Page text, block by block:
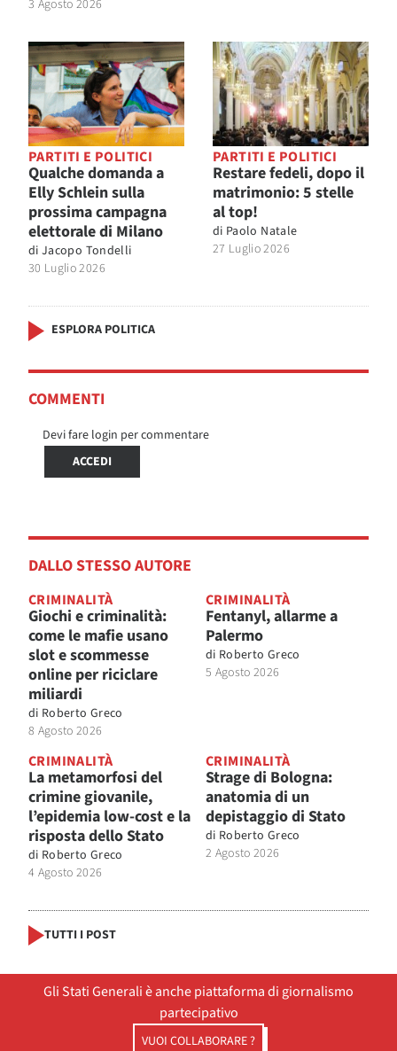
3 Agosto 2026
PARTITI E POLITICI
Qualche domanda a
Elly Schlein sulla
prossima campagna
elettorale di Milano
di Jacopo Tondelli
30 Luglio 2026
PARTITI E POLITICI
Restare fedeli, dopo il
matrimonio: 5 stelle
al top!
di Paolo Natale
27 Luglio 2026
ESPLORA POLITICA
COMMENTI
Devi fare login per commentare
ACCEDI
DALLO STESSO AUTORE
CRIMINALITÀ
Giochi e criminalità:
come le mafie usano
slot e scommesse
online per riciclare
miliardi
di Roberto Greco
8 Agosto 2026
CRIMINALITÀ
Fentanyl, allarme a
Palermo
di Roberto Greco
5 Agosto 2026
CRIMINALITÀ
La metamorfosi del
crimine giovanile,
l’epidemia low-cost e la
risposta dello Stato
di Roberto Greco
4 Agosto 2026
CRIMINALITÀ
Strage di Bologna:
anatomia di un
depistaggio di Stato
di Roberto Greco
2 Agosto 2026
TUTTI I POST
Gli Stati Generali è anche piattaforma di giornalismo
partecipativo
VUOI COLLABORARE ?